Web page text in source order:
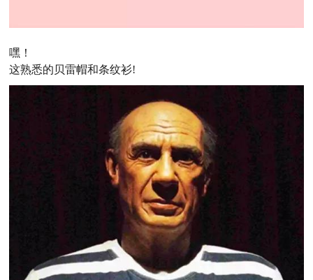
嘿！
这熟悉的贝雷帽和条纹衫!